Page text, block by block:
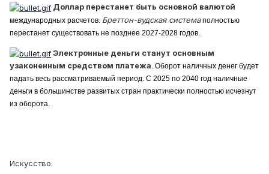
Доллар перестанет быть основной валютой
международных расчетов. Бреттон-вудская системаполностью
перестанет существовать не позднее 2027-2028 годов.
Электронные деньги станут основным
узаконенным средством платежа. Оборот наличных денег будет
падать весь рассматриваемый период. С 2025 по 2040 год наличные
деньги в большинстве развитых стран практически полностью исчезнут
из оборота.
Искусство.